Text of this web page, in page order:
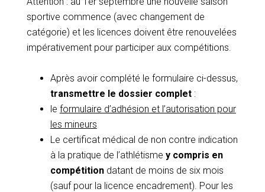
sportive commence (avec changement de
catégorie) et les licences doivent être renouvelées
impérativement pour participer aux compétitions.
Après avoir complété le formulaire ci-dessus,
transmettre le dossier complet :
le formulaire d’adhésion et l’autorisation pour
les mineurs
Le certificat médical de non contre indication
à la pratique de l’athlétisme y compris en
compétitiondatant de moins de six mois
(sauf pour la licence encadrement). Pour les